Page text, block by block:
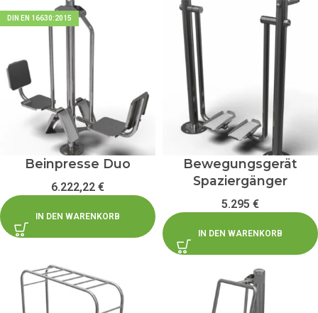
DIN EN 16630:2015
Beinpresse Duo
6.222,22 €
IN DEN WARENKORB
Bewegungsgerät
Spaziergänger
5.295 €
IN DEN WARENKORB